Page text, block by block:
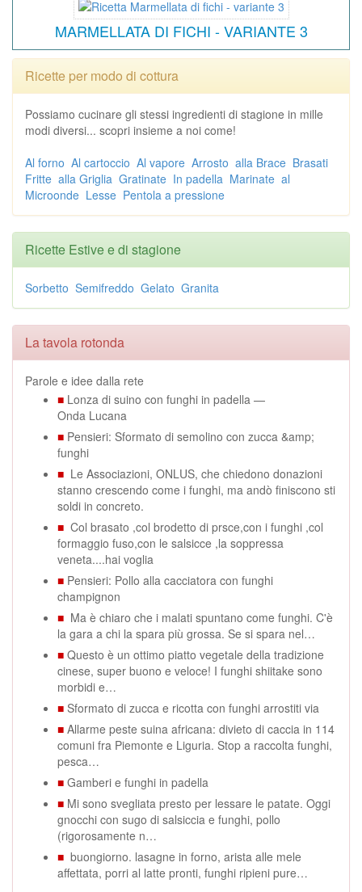
MARMELLATA DI FICHI - VARIANTE 3
Ricette per modo di cottura
Possiamo cucinare gli stessi ingredienti di stagione in mille
modi diversi... scopri insieme a noi come!
Al forno Al cartoccio Al vapore Arrosto alla Brace Brasati
Fritte alla Griglia Gratinate In padella Marinate al
Microonde Lesse Pentola a pressione
Ricette Estive e di stagione
Sorbetto Semifreddo Gelato Granita
La tavola rotonda
Parole e idee dalla rete
■ Lonza di suino con funghi in padella —
Onda Lucana
■ Pensieri: Sformato di semolino con zucca &amp;
funghi
■ Le Associazioni, ONLUS, che chiedono donazioni
stanno crescendo come i funghi, ma andò finiscono sti
soldi in concreto.
■ Col brasato ,col brodetto di prsce,con i funghi ,col
formaggio fuso,con le salsicce ,la soppressa
veneta....hai voglia
■ Pensieri: Pollo alla cacciatora con funghi
champignon
■ Ma è chiaro che i malati spuntano come funghi. C'è
la gara a chi la spara più grossa. Se si spara nel…
■ Questo è un ottimo piatto vegetale della tradizione
cinese, super buono e veloce! I funghi shiitake sono
morbidi e…
■ Sformato di zucca e ricotta con funghi arrostiti via
■ Allarme peste suina africana: divieto di caccia in 114
comuni fra Piemonte e Liguria. Stop a raccolta funghi,
pesca…
■ Gamberi e funghi in padella
■ Mi sono svegliata presto per lessare le patate. Oggi
gnocchi con sugo di salsiccia e funghi, pollo
(rigorosamente n…
■ buongiorno. lasagne in forno, arista alle mele
affettata, porri al latte pronti, funghi ripieni pure…